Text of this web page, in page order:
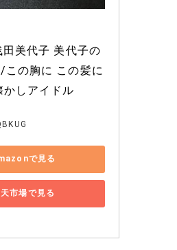
美代子 美代子の
この胸に この髪に
かしアイドル
で見る
市場で見る